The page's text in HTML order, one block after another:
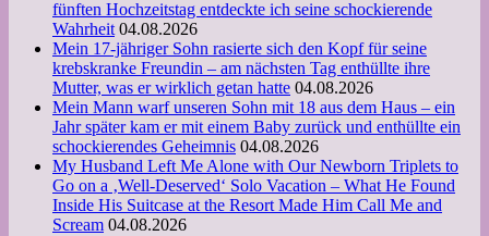
fünften Hochzeitstag entdeckte ich seine schockierende
Wahrheit 04.08.2026
Mein 17-jähriger Sohn rasierte sich den Kopf für seine
krebskranke Freundin – am nächsten Tag enthüllte ihre
Mutter, was er wirklich getan hatte 04.08.2026
Mein Mann warf unseren Sohn mit 18 aus dem Haus – ein
Jahr später kam er mit einem Baby zurück und enthüllte ein
schockierendes Geheimnis 04.08.2026
My Husband Left Me Alone with Our Newborn Triplets to
Go on a ‚Well-Deserved‘ Solo Vacation – What He Found
Inside His Suitcase at the Resort Made Him Call Me and
Scream 04.08.2026